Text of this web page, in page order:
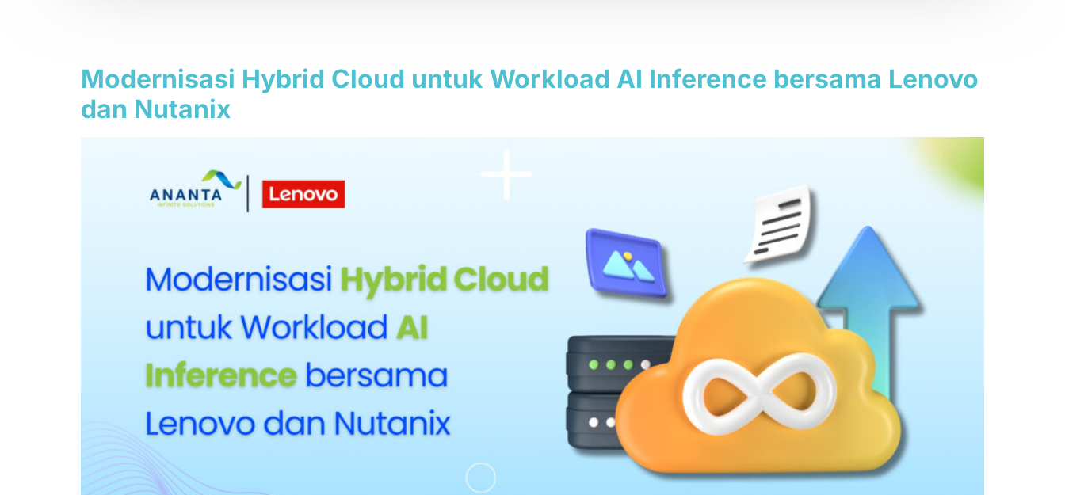
Modernisasi Hybrid Cloud untuk Workload AI Inference bersama Lenovo
dan Nutanix